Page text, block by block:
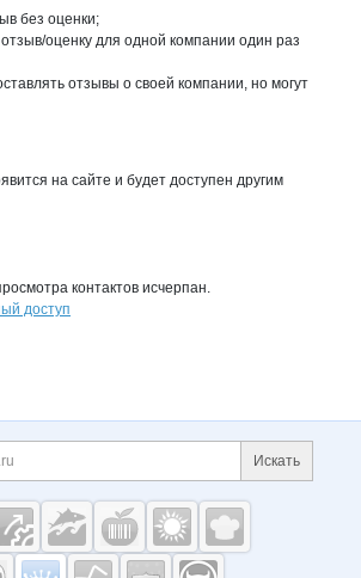
без оценки;
оценку для одной компании один раз
отзывы о своей компании, но могут
на сайте и будет доступен другим
контактов исчерпан.
доступ
информация
Поиск по сайту и
Искать
на полезные проекты